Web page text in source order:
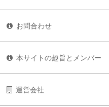
お問合わせ
本サイトの趣旨とメンバー
運営会社